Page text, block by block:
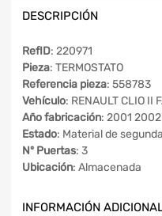
DESCRIPCIÓN
RefID: 220971
Pieza: TERMOSTATO
Referencia pieza: 558783
Vehículo: RENAULT CLIO II
Año fabricación: 2001
Estado: Material de
Nº Puertas: 3
Ubicación: Almacenada
INFORMACIÓN